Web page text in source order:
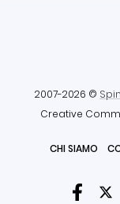
2007-2026 ©
Creative
CHI SIAMO